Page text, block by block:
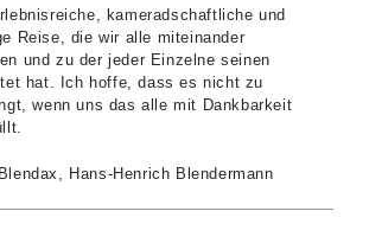
kameradschaftliche und
Reise, die wir alle miteinander
und zu der jeder Einzelne seinen
hat. Ich hoffe, dass es nicht zu
wenn uns das alle mit Dankbarkeit
Hans-Henrich Blendermann